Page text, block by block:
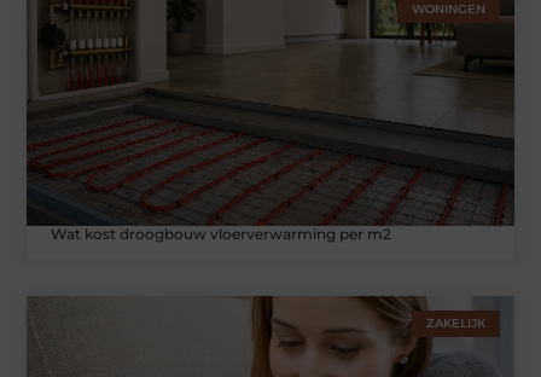
WONINGEN
Wat kost droogbouw vloerverwarming per m2
ZAKELIJK